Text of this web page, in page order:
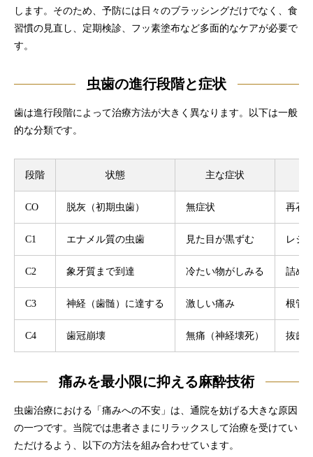
します。そのため、予防には日々のブラッシングだけでなく、食
習慣の見直し、定期検診、フッ素塗布など多面的なケアが必要で
す。
虫歯の進行段階と症状
歯は進行段階によって治療方法が大きく異なります。以下は一般
的な分類です。
段階 状態 主な症状
CO 脱灰（初期虫歯） 無症状 再石
C1 エナメル質の虫歯 見た目が黒ずむ レジ
C2 象牙質まで到達 冷たい物がしみる 詰め
C3 神経（歯髄）に達する 激しい痛み 根管
C4 歯冠崩壊 無痛（神経壊死） 抜歯
痛みを最小限に抑える麻酔技術
虫歯治療における「痛みへの不安」は、通院を妨げる大きな原因
の一つです。当院では患者さまにリラックスして治療を受けてい
ただけるよう、以下の方法を組み合わせています。